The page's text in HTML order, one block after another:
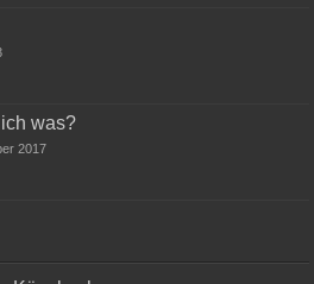
was?
2017